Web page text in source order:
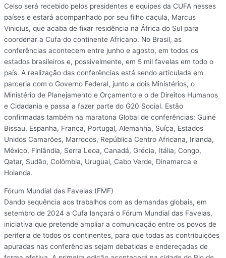
Celso será recebido pelos presidentes e equipes da CUFA nesses
países e estará acompanhado por seu filho caçula, Marcus
Vinicius, que acaba de fixar residência na África do Sul para
coordenar a Cufa do continente Africano. No Brasil, as
conferências acontecem entre junho e agosto, em todos os
estados brasileiros e, possivelmente, em 5 mil favelas em todo o
país. A realização das conferências está sendo articulada em
parceria com o Governo Federal, junto a dois Ministérios, o
Ministério de Planejamento e Orçamento e o de Direitos Humanos
e Cidadania e passa a fazer parte do G20 Social. Estão
confirmadas também na maratona Global de conferências: Guiné
Bissau, Espanha, França, Portugal, Alemanha, Suíça, Estados
Unidos Camarões, Marrocos, República Centro Africana, Irlanda,
México, Finlândia, Serra Leoa, Canadá, Grécia, Itália, Congo,
Qatar, Sudão, Colômbia, Uruguai, Cabo Verde, Dinamarca e
Holanda.
Fórum Mundial das Favelas (FMF)
Dando sequência aos trabalhos com as demandas globais, em
setembro de 2024 a Cufa lançará o Fórum Mundial das Favelas,
iniciativa que pretende ampliar a comunicação entre os povos de
periferia de todos os continentes, para que todas as contribuições
apuradas nas conferências sejam debatidas e endereçadas de